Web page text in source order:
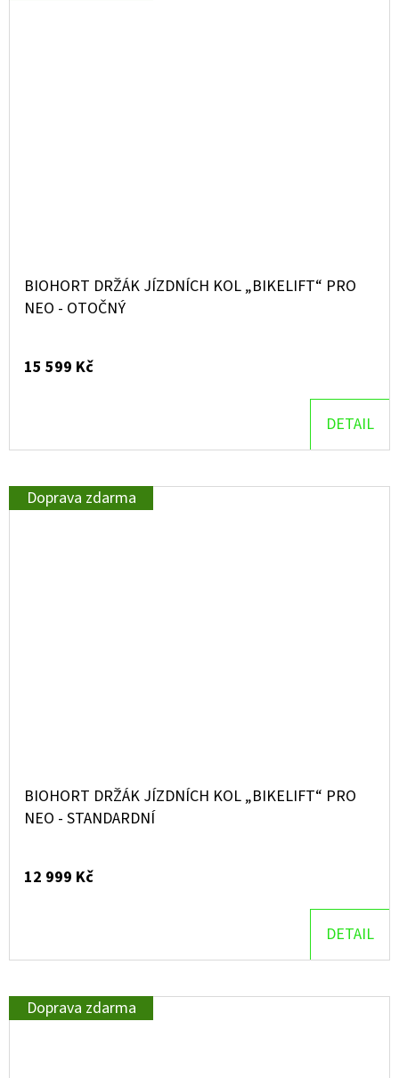
BIOHORT DRŽÁK JÍZDNÍCH KOL „BIKELIFT“ PRO
NEO - OTOČNÝ
15 599 Kč
DETAIL
Doprava zdarma
BIOHORT DRŽÁK JÍZDNÍCH KOL „BIKELIFT“ PRO
NEO - STANDARDNÍ
12 999 Kč
DETAIL
Doprava zdarma